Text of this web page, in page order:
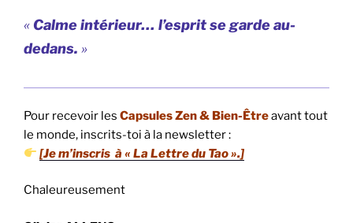
« Calme intérieur… l’esprit se garde au-
dedans. »
Pour recevoir les Capsules Zen & Bien-Êtreavant tout
le monde, inscrits-toi à la newsletter :
[Je m’inscris à « La Lettre du Tao ».]
Chaleureusement